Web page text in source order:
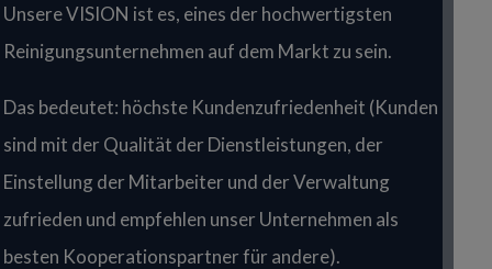
Unsere VISION ist es, eines der hochwertigsten
Reinigungsunternehmen auf dem Markt zu sein.
Das bedeutet: höchste Kundenzufriedenheit (Kunden
sind mit der Qualität der Dienstleistungen, der
Einstellung der Mitarbeiter und der Verwaltung
zufrieden und empfehlen unser Unternehmen als
besten Kooperationspartner für andere).